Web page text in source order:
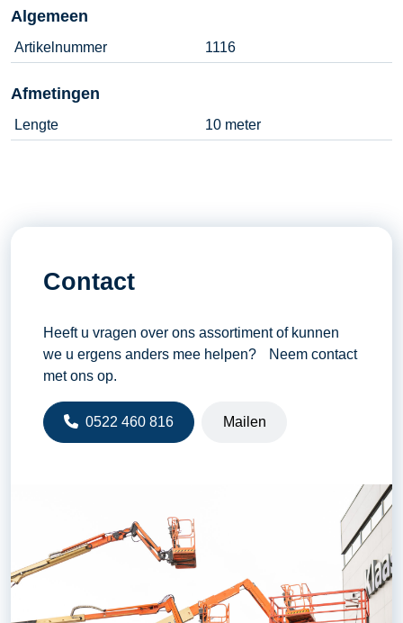
Algemeen
Artikelnummer 1116
Afmetingen
Lengte 10 meter
Contact
Heeft u vragen over ons assortiment of kunnen
we u ergens anders mee helpen? Neem contact
met ons op.
0522 460 816 Mailen